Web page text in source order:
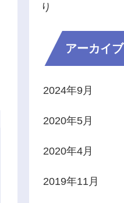
り
アーカイブ
2024年9月
2020年5月
2020年4月
2019年11月